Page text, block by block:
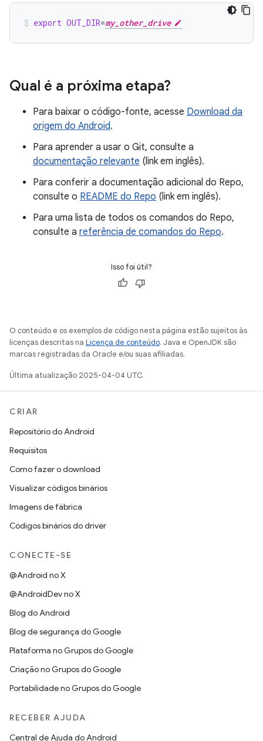
export OUT_DIR=my_other_drive
Qual é a próxima etapa?
Para baixar o código-fonte, acesse Download da
origem do Android.
Para aprender a usar o Git, consulte a
documentação relevante (link em inglês).
Para conferir a documentação adicional do Repo,
consulte o README do Repo (link em inglês).
Para uma lista de todos os comandos do Repo,
consulte a referência de comandos do Repo.
Isso foi útil?
O conteúdo e os exemplos de código nesta página estão sujeitos às
licenças descritas na Licença de conteúdo. Java e OpenJDK são
marcas registradas da Oracle e/ou suas afiliadas.
Última atualização 2025-04-04 UTC.
CRIAR
Repositório do Android
Requisitos
Como fazer o download
Visualizar códigos binários
Imagens de fábrica
Códigos binários do driver
CONECTE-SE
@Android no X
@AndroidDev no X
Blog do Android
Blog de segurança do Google
Plataforma no Grupos do Google
Criação no Grupos do Google
Portabilidade no Grupos do Google
RECEBER AJUDA
Central de Ajuda do Android